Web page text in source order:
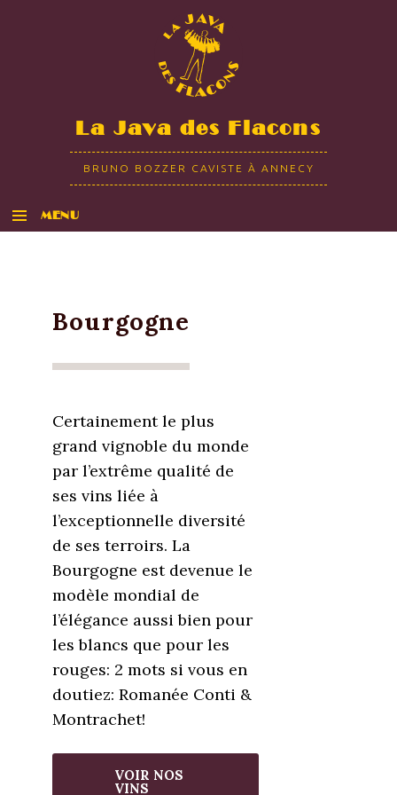
La Java des Flacons
BRUNO BOZZER CAVISTE À ANNECY
MENU
Bourgogne
Certainement le plus
grand vignoble du monde
par l’extrême qualité de
ses vins liée à
l’exceptionnelle diversité
de ses terroirs. La
Bourgogne est devenue le
modèle mondial de
l’élégance aussi bien pour
les blancs que pour les
rouges: 2 mots si vous en
doutiez: Romanée Conti &
Montrachet!
VOIR NOS
VINS